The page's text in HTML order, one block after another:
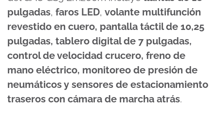
pulgadas, faros LED, volante multifunción
revestido en cuero, pantalla táctil de 10,25
pulgadas, tablero digital de 7 pulgadas,
control de velocidad crucero, freno de
mano eléctrico, monitoreo de presión de
neumáticos y sensores de estacionamiento
traseros con cámara de marcha atrás.